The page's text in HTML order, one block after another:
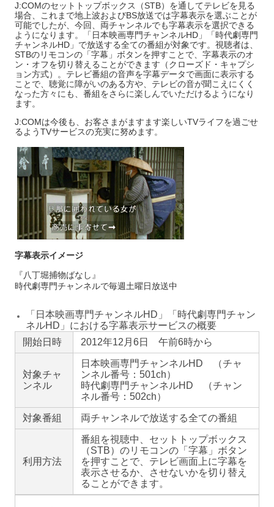
J:COMのセットトップボックス（STB）を通してテレビを見る
場合、これまで地上波およびBS放送では字幕表示を選ぶことが
可能でしたが、今回、両チャンネルでも字幕表示を選択できる
ようになります。「日本映画専門チャンネルHD」「時代劇専門
チャンネルHD」で放送する全ての番組が対象です。視聴者は、
STBのリモコンの「字幕」ボタンを押すことで、字幕表示のオ
ン・オフを切り替えることができます（クローズド・キャプシ
ョン方式）。テレビ番組の音声を字幕データで画面に表示する
ことで、聴覚に障がいのある方や、テレビの音が聞こえにくく
なった方々にも、番組をさらに楽しんでいただけるようになり
ます。
J:COMは今後も、お客さまがますます楽しいTVライフを過ごせ
るようTVサービスの充実に努めます。
字幕表示イメージ
『八丁堀捕物ばなし』
時代劇専門チャンネルで毎週土曜日放送中
「日本映画専門チャンネルHD」「時代劇専門チャン
ネルHD」における字幕表示サービスの概要
開始日時
2012年12月6日 午前6時から
対象チャ
ンネル
日本映画専門チャンネルHD （チャ
ンネル番号：501ch）
時代劇専門チャンネルHD （チャン
ネル番号：502ch）
対象番組 両チャンネルで放送する全ての番組
利用方法
番組を視聴中、セットトップボックス
（STB）のリモコンの「字幕」ボタン
を押すことで、テレビ画面上に字幕を
表示させるか、させないかを切り替え
ることができます。